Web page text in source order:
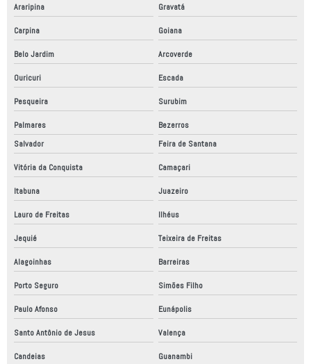
Araripina Gravatá
Carpina Goiana
Belo Jardim Arcoverde
Ouricuri Escada
Pesqueira Surubim
Palmares
Bezerros
Salvador
Feira de Santana
Vitória da Conquista Camaçari
Itabuna Juazeiro
Lauro de Freitas Ilhéus
Jequié Teixeira de Freitas
Alagoinhas Barreiras
Porto Seguro Simões Filho
Paulo Afonso Eunápolis
Santo Antônio de Jesus Valença
Candeias Guanambi